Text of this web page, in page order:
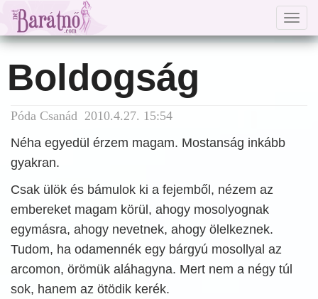
Boldogság
Póda Csanád 2010.4.27. 15:54
Néha egyedül érzem magam. Mostanság inkább
gyakran.
Csak ülök és bámulok ki a fejemből, nézem az
embereket magam körül, ahogy mosolyognak
egymásra, ahogy nevetnek, ahogy ölelkeznek.
Tudom, ha odamennék egy bárgyú mosollyal az
arcomon, örömük aláhagyna. Mert nem a négy túl
sok, hanem az ötödik kerék.